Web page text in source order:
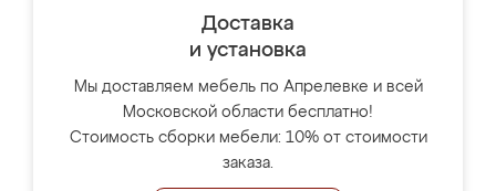
Доставка
и установка
Мы доставляем мебель по Апрелевке и всей
Московской области бесплатно!
Стоимость сборки мебели: 10% от стоимости
заказа.